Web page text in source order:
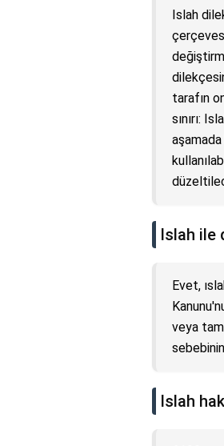
Islah
tarafın
sınırı:
Islah ile
Evet,
veya
Islah